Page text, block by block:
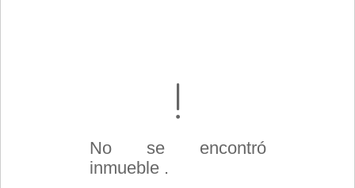
No se encontró
inmueble .